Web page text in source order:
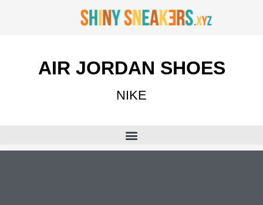
AIR JORDAN SHOES
NIKE